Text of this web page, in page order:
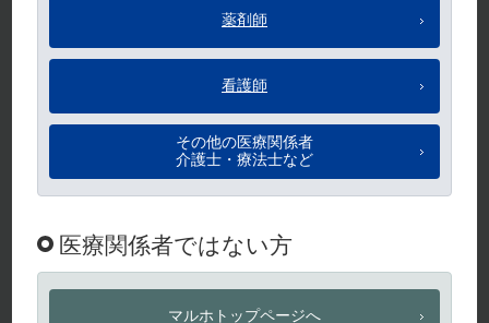
ログイン状態を保持する
ログイン
パスワード再設定